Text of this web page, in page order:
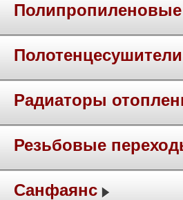
Полотенцесушители
Радиаторы
Резьбовые
Санфаянс